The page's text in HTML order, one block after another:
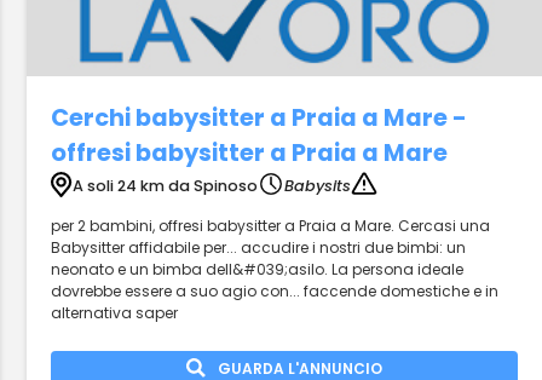
Cerchi babysitter a Praia a Mare -
offresi babysitter a Praia a Mare
A soli 24 km da Spinoso
Babysits
per 2 bambini, offresi babysitter a Praia a Mare. Cercasi una
Babysitter affidabile per... accudire i nostri due bimbi: un
neonato e un bimba dell&#039;asilo. La persona ideale
dovrebbe essere a suo agio con... faccende domestiche e in
alternativa saper
GUARDA L'ANNUNCIO